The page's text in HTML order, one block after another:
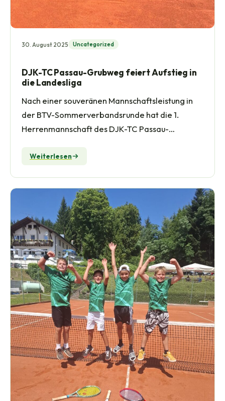
30. August 2025 Uncategorized
DJK-TC Passau-Grubweg feiert Aufstieg in
die Landesliga
Nach einer souveränen Mannschaftsleistung in
der BTV-Sommerverbandsrunde hat die 1.
Herrenmannschaft des DJK-TC Passau-
Weiterlesen